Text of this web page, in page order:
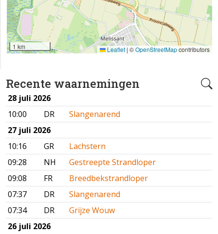
Recente waarnemingen
28 juli 2026
10:00
DR
Slangenarend
27 juli 2026
10:16
GR
Lachstern
09:28
NH
Gestreepte Strandloper
09:08
FR
Breedbekstrandloper
07:37
DR
Slangenarend
07:34
DR
Grijze Wouw
26 juli 2026
1 km Leaflet | ©OpenStreetMapcontributors